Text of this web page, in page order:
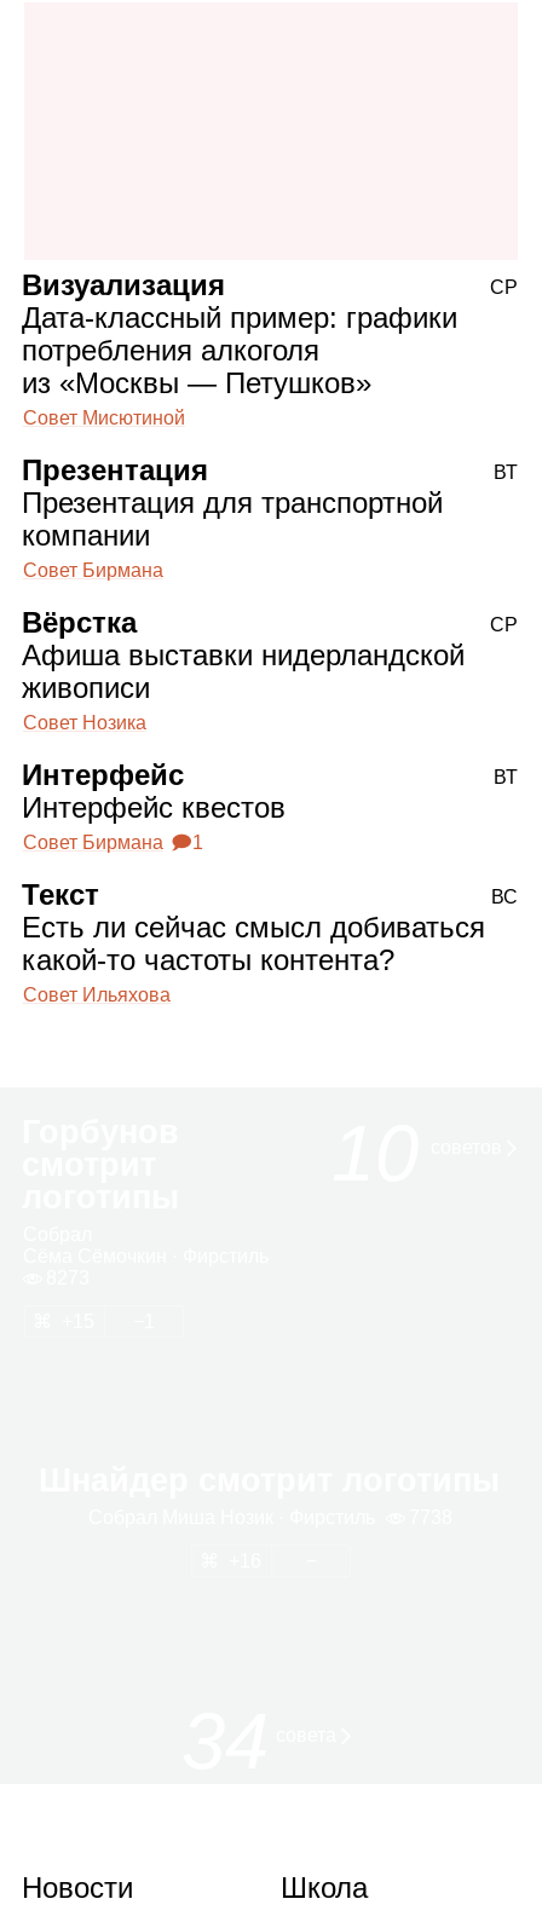
Визуализация
Дата‑классный пример: графики
потребления алкоголя
из «Москвы — Петушков»
Совет Мисютиной
СР
Презентация
Презентация для транспортной
компании
Совет Бирмана
ВТ
Вёрстка
Афиша выставки нидерландской
живописи
Совет Нозика
СР
Интерфейс
Интерфейс квестов
Совет Бирмана 🗩1
ВТ
Текст
Есть ли сейчас смысл добиваться
какой‑то частоты контента?
Совет Ильяхова
ВС
Новости
Школа